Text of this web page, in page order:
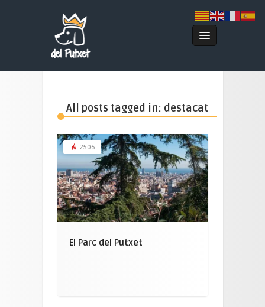
All posts tagged in: destacat
2506
El Parc del Putxet